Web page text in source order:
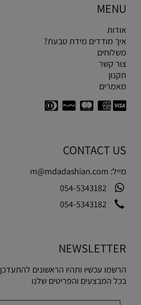
MENU
אודות
איך מודדים מידת טבעת?
משלוחים
צור קשר
תקנון
מאמרים
CONTACT US
מייל: m@mdadashian.com
054-5343182
054-5343182
NEWSLETTER
הרשמו עכשיו ותהיו הראשונים להתעדכן
בכל המבצעים והפריטים שלנו